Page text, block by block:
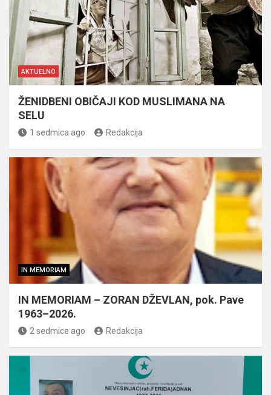
AKTUELNO
ŽENIDBENI OBIČAJI KOD MUSLIMANA NA
SELU
1 sedmica ago Redakcija
IN MEMORIAM
IN MEMORIAM – ZORAN DŽEVLAN, pok. Pave
1963–2026.
2 sedmice ago Redakcija